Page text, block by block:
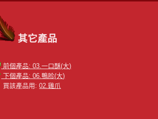
其它產品
前個產品: 03.一口酥(大)
下個產品: 06.鴨胗(大)
買該產品用:02.雞爪